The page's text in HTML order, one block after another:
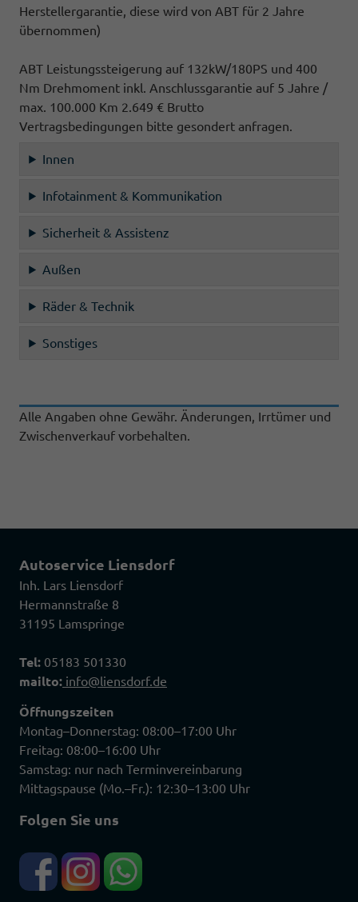
Herstellergarantie, diese wird von ABT für 2 Jahre
übernommen)
ABT Leistungssteigerung auf 132kW/180PS und 400
Nm Drehmoment inkl. Anschlussgarantie auf 5 Jahre /
max. 100.000 Km 2.649 € Brutto
Vertragsbedingungen bitte gesondert anfragen.
Innen
Infotainment & Kommunikation
Sicherheit & Assistenz
Außen
Räder & Technik
Sonstiges
Alle Angaben ohne Gewähr. Änderungen, Irrtümer und
Zwischenverkauf vorbehalten.
Autoservice Liensdorf
Inh. Lars Liensdorf
Hermannstraße 8
31195 Lamspringe
Tel: 05183 501330
mailto: info@liensdorf.de
Öffnungszeiten
Montag–Donnerstag: 08:00–17:00 Uhr
Freitag: 08:00–16:00 Uhr
Samstag: nur nach Terminvereinbarung
Mittagspause (Mo.–Fr.): 12:30–13:00 Uhr
Folgen Sie uns